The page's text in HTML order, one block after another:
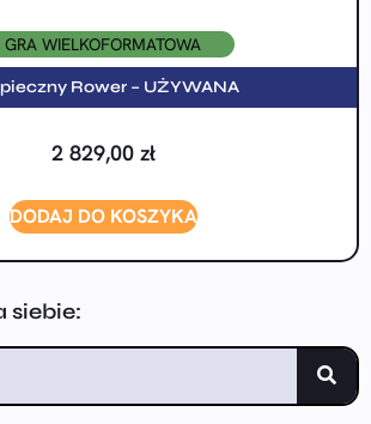
siebie:
GRA WIELKOFORMATOWA
Rower – UŻYWANA
2 829,00 zł
DODAJ DO KOSZYKA